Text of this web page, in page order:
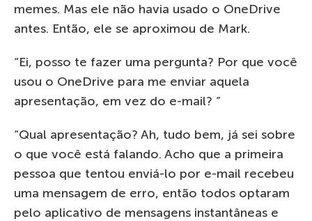
memes. Mas ele não havia usado o OneDrive
antes. Então, ele se aproximou de Mark.
“Ei, posso te fazer uma pergunta? Por que você
usou o OneDrive para me enviar aquela
apresentação, em vez do e-mail? ”
“Qual apresentação? Ah, tudo bem, já sei sobre
o que você está falando. Acho que a primeira
pessoa que tentou enviá-lo por e-mail recebeu
uma mensagem de erro, então todos optaram
pelo aplicativo de mensagens instantâneas e